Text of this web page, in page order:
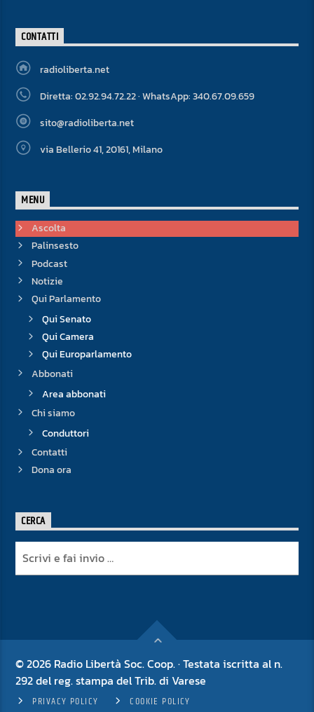
CONTATTI
radioliberta.net
Diretta: 02.92.94.72.22 · WhatsApp: 340.67.09.659
sito@radioliberta.net
via Bellerio 41, 20161, Milano
MENU
Ascolta
Palinsesto
Podcast
Notizie
Qui Parlamento
Qui Senato
Qui Camera
Qui Europarlamento
Abbonati
Area abbonati
Chi siamo
Conduttori
Contatti
Dona ora
CERCA
© 2026 Radio Libertà Soc. Coop. · Testata iscritta al n.
292 del reg. stampa del Trib. di Varese
PRIVACY POLICY COOKIE POLICY